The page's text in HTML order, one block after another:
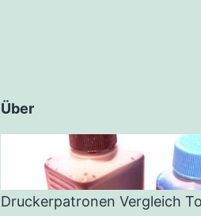
Über
Druckerpatronen Vergleich